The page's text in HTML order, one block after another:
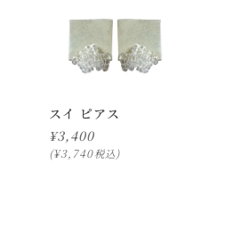
スイ ピアス
¥3,400
¥3,740税込